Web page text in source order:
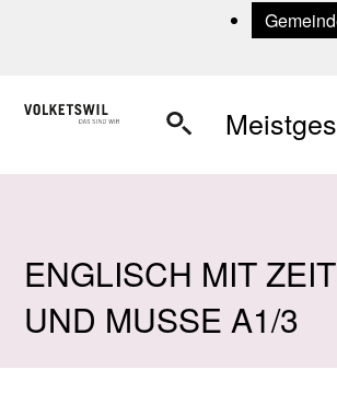
Navigieren in
Schnellnavigation
ENGLISCH MIT ZEIT
UND MUSSE A1/3